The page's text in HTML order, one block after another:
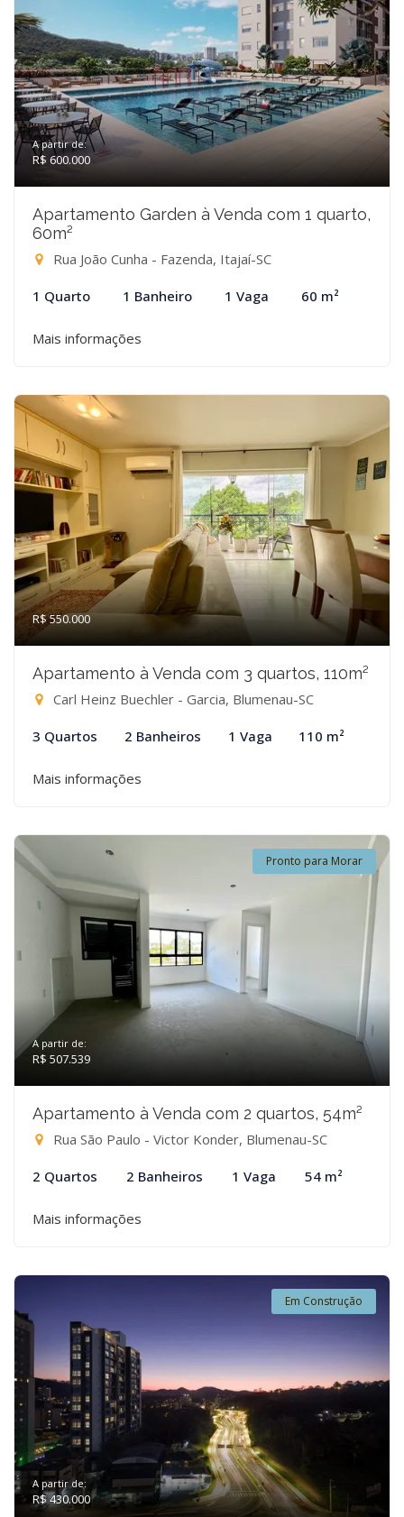
A partir de:
R$ 600.000
Apartamento Garden à Venda com 1 quarto,
60m²
Rua João Cunha - Fazenda, Itajaí-SC
1 Quarto 1 Banheiro 1 Vaga 60 m²
Mais informações
R$ 550.000
Apartamento à Venda com 3 quartos, 110m²
Carl Heinz Buechler - Garcia, Blumenau-SC
3 Quartos 2 Banheiros 1 Vaga 110 m²
Mais informações
Pronto para Morar
A partir de:
R$ 507.539
Apartamento à Venda com 2 quartos, 54m²
Rua São Paulo - Victor Konder, Blumenau-SC
2 Quartos 2 Banheiros 1 Vaga 54 m²
Mais informações
Em Construção
A partir de:
R$ 430.000